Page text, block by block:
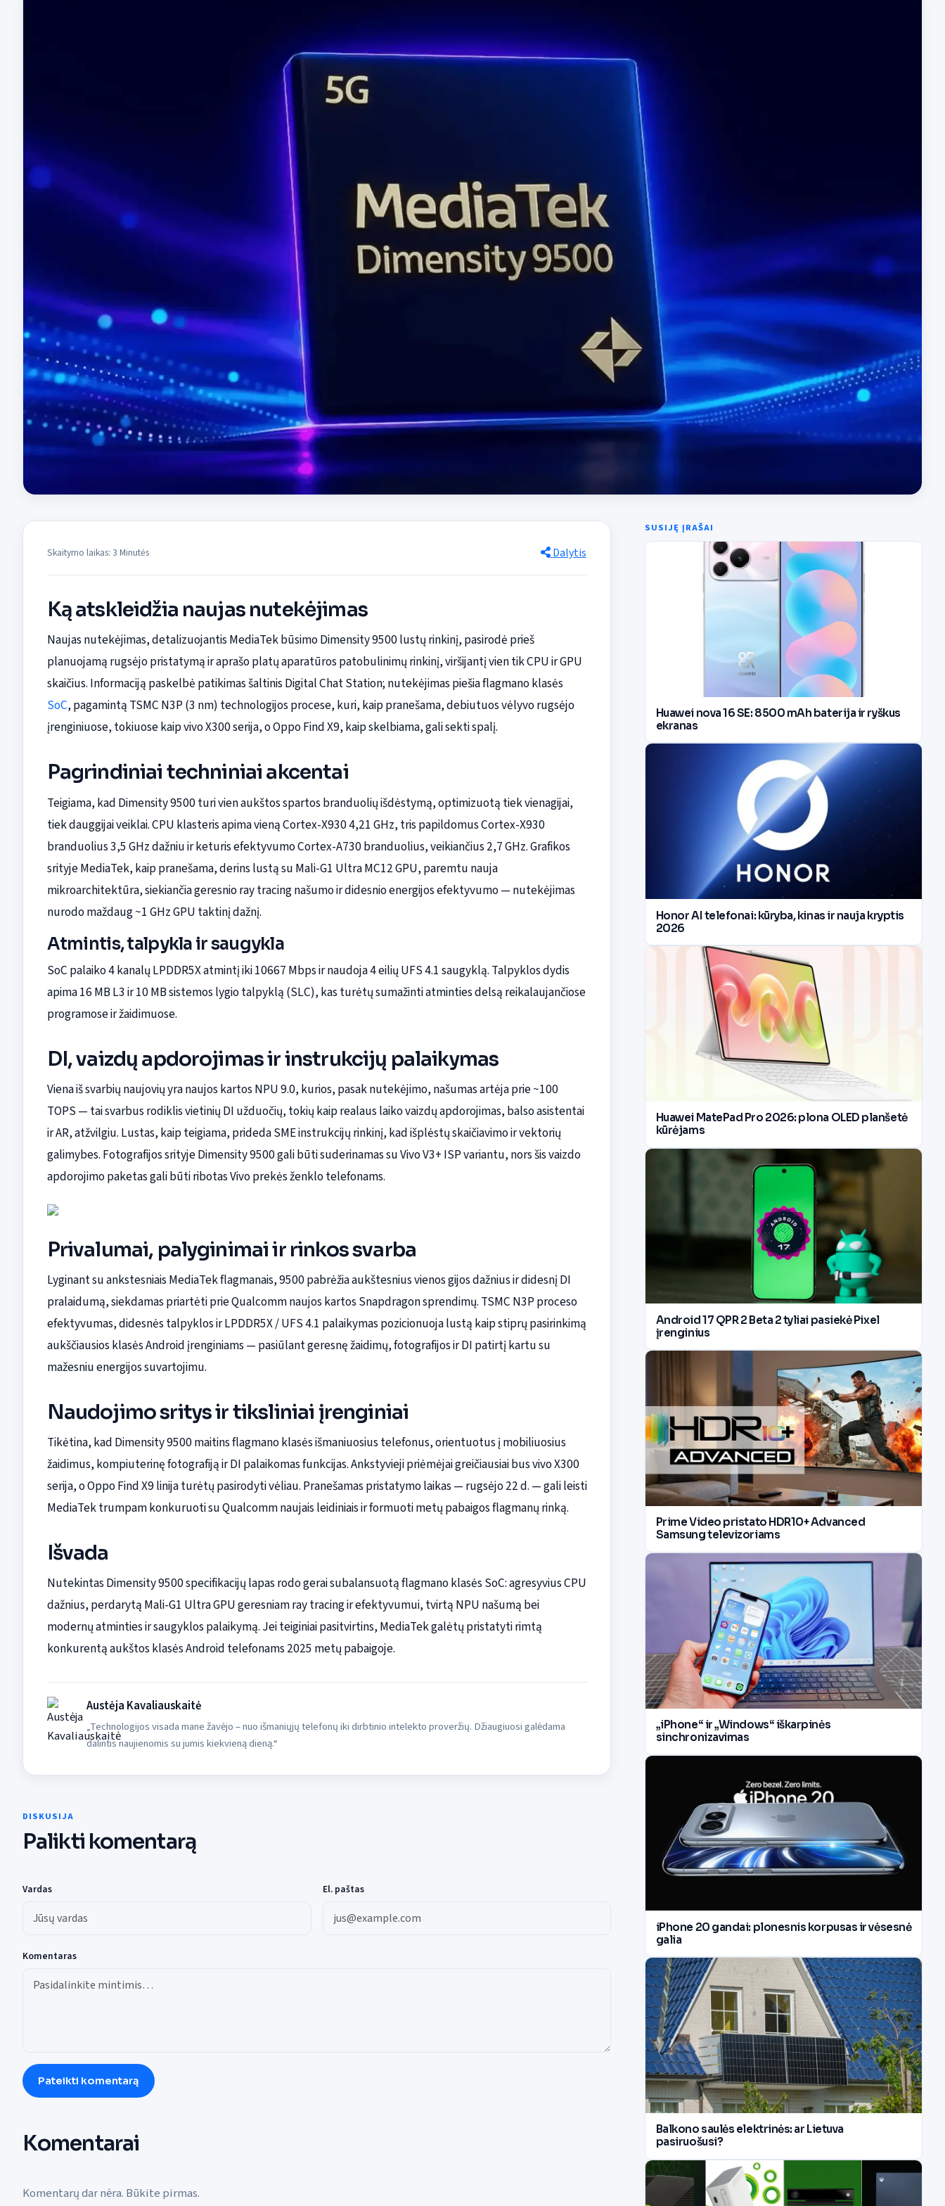
Skaitymo laikas: 3 Minutės Dalytis
Ką atskleidžia naujas nutekėjimas
Naujas nutekėjimas, detalizuojantis MediaTek būsimo Dimensity 9500 lustų rinkinį, pasirodė prieš
planuojamą rugsėjo pristatymą ir aprašo platų aparatūros patobulinimų rinkinį, viršijantį vien tik CPU ir GPU
skaičius. Informaciją paskelbė patikimas šaltinis Digital Chat Station; nutekėjimas piešia flagmano klasės
SoC, pagamintą TSMC N3P (3 nm) technologijos procese, kuri, kaip pranešama, debiutuos vėlyvo rugsėjo
įrenginiuose, tokiuose kaip vivo X300 serija, o Oppo Find X9, kaip skelbiama, gali sekti spalį.
Pagrindiniai techniniai akcentai
Teigiama, kad Dimensity 9500 turi vien aukštos spartos branduolių išdėstymą, optimizuotą tiek vienagijai,
tiek dauggijai veiklai. CPU klasteris apima vieną Cortex-X930 4,21 GHz, tris papildomus Cortex-X930
branduolius 3,5 GHz dažniu ir keturis efektyvumo Cortex-A730 branduolius, veikiančius 2,7 GHz. Grafikos
srityje MediaTek, kaip pranešama, derins lustą su Mali-G1 Ultra MC12 GPU, paremtu nauja
mikroarchitektūra, siekiančia geresnio ray tracing našumo ir didesnio energijos efektyvumo — nutekėjimas
nurodo maždaug ~1 GHz GPU taktinį dažnį.
Atmintis, talpykla ir saugykla
SoC palaiko 4 kanalų LPDDR5X atmintį iki 10667 Mbps ir naudoja 4 eilių UFS 4.1 saugyklą. Talpyklos dydis
apima 16 MB L3 ir 10 MB sistemos lygio talpyklą (SLC), kas turėtų sumažinti atminties delsą reikalaujančiose
programose ir žaidimuose.
DI, vaizdų apdorojimas ir instrukcijų palaikymas
Viena iš svarbių naujovių yra naujos kartos NPU 9.0, kurios, pasak nutekėjimo, našumas artėja prie ~100
TOPS — tai svarbus rodiklis vietinių DI užduočių, tokių kaip realaus laiko vaizdų apdorojimas, balso asistentai
ir AR, atžvilgiu. Lustas, kaip teigiama, prideda SME instrukcijų rinkinį, kad išplėstų skaičiavimo ir vektorių
galimybes. Fotografijos srityje Dimensity 9500 gali būti suderinamas su Vivo V3+ ISP variantu, nors šis vaizdo
apdorojimo paketas gali būti ribotas Vivo prekės ženklo telefonams.
Privalumai, palyginimai ir rinkos svarba
Lyginant su ankstesniais MediaTek flagmanais, 9500 pabrėžia aukštesnius vienos gijos dažnius ir didesnį DI
pralaidumą, siekdamas priartėti prie Qualcomm naujos kartos Snapdragon sprendimų. TSMC N3P proceso
efektyvumas, didesnės talpyklos ir LPDDR5X / UFS 4.1 palaikymas pozicionuoja lustą kaip stiprų pasirinkimą
aukščiausios klasės Android įrenginiams — pasiūlant geresnę žaidimų, fotografijos ir DI patirtį kartu su
mažesniu energijos suvartojimu.
Naudojimo sritys ir tiksliniai įrenginiai
Tikėtina, kad Dimensity 9500 maitins flagmano klasės išmaniuosius telefonus, orientuotus į mobiliuosius
žaidimus, kompiuterinę fotografiją ir DI palaikomas funkcijas. Ankstyvieji priėmėjai greičiausiai bus vivo X300
serija, o Oppo Find X9 linija turėtų pasirodyti vėliau. Pranešamas pristatymo laikas — rugsėjo 22 d. — gali leisti
MediaTek trumpam konkuruoti su Qualcomm naujais leidiniais ir formuoti metų pabaigos flagmanų rinką.
Išvada
Nutekintas Dimensity 9500 specifikacijų lapas rodo gerai subalansuotą flagmano klasės SoC: agresyvius CPU
dažnius, perdarytą Mali-G1 Ultra GPU geresniam ray tracing ir efektyvumui, tvirtą NPU našumą bei
modernų atminties ir saugyklos palaikymą. Jei teiginiai pasitvirtins, MediaTek galėtų pristatyti rimtą
konkurentą aukštos klasės Android telefonams 2025 metų pabaigoje.
Austėja Kavaliauskaitė
„Technologijos visada mane žavėjo – nuo išmaniųjų telefonų iki dirbtinio intelekto proveržių. Džiaugiuosi galėdama
dalintis naujienomis su jumis kiekvieną dieną.“
DISKUSIJA
Palikti komentarą
Vardas El. paštas
Komentaras
Pateikti komentarą
Komentarai
Komentarų dar nėra. Būkite pirmas.
SUSIJĘ ĮRAŠAI
Huawei nova 16 SE: 8500 mAh baterija ir ryškus
ekranas
Honor AI telefonai: kūryba, kinas ir nauja kryptis
2026
Huawei MatePad Pro 2026: plona OLED planšetė
kūrėjams
Android 17 QPR 2 Beta 2 tyliai pasiekė Pixel
įrenginius
Prime Video pristato HDR10+ Advanced
Samsung televizoriams
„iPhone“ ir „Windows“ iškarpinės
sinchronizavimas
iPhone 20 gandai: plonesnis korpusas ir vėsesnė
galia
Balkono saulės elektrinės: ar Lietuva
pasiruošusi?